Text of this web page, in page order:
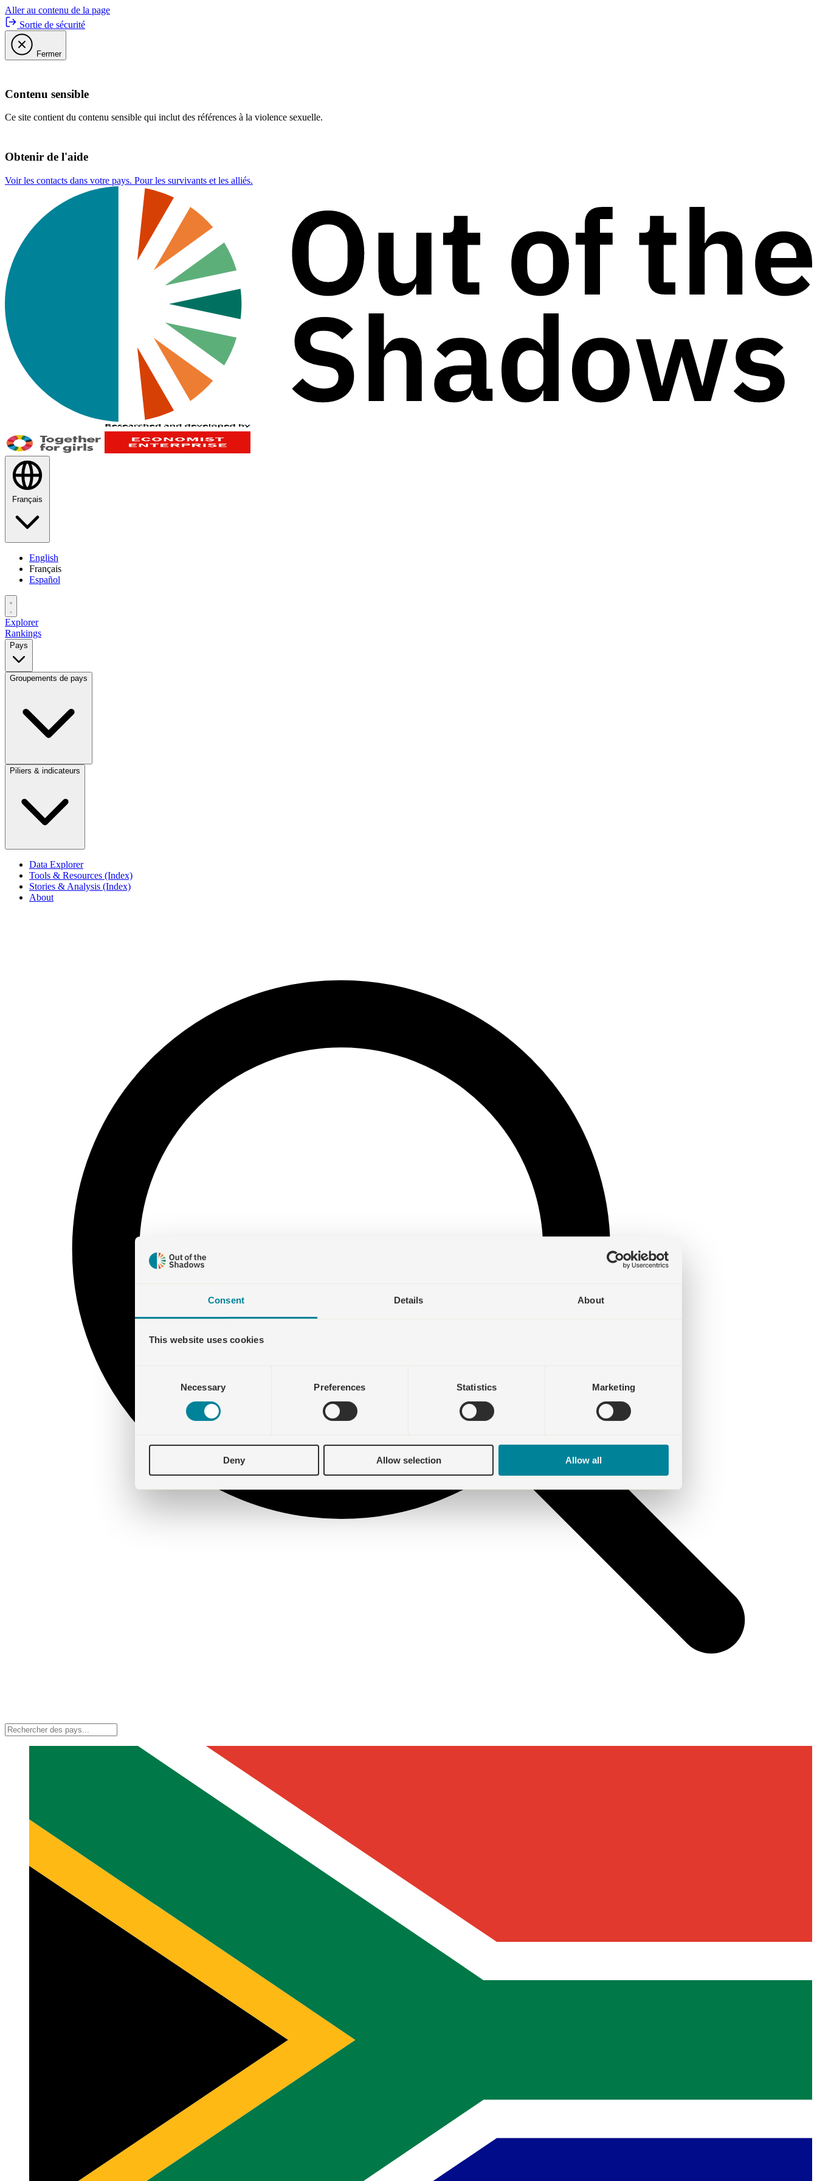
Consent Details About
This website uses cookies
Necessary Preferences Statistics Marketing
Deny Allow selection Allow all
Aller au contenu de la page
Sortie de sécurité
Fermer
Contenu sensible
Ce site contient du contenu sensible qui inclut des références à la violence sexuelle.
Obtenir de l'aide
Voir les contacts dans votre pays. Pour les survivants et les alliés.
Français
English
Français
Español
Explorer
Rankings
Pays
Groupements de pays
Piliers & indicateurs
Data Explorer
Tools & Resources (Index)
Stories & Analysis (Index)
About